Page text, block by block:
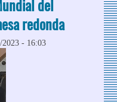
del
redonda
- 16:03